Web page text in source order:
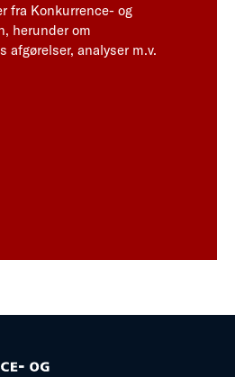
fra Konkurrence- og
herunder om
afgørelser, analyser m.v.